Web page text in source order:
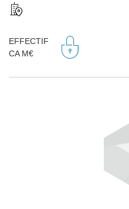
EFFECTIF
CA M€